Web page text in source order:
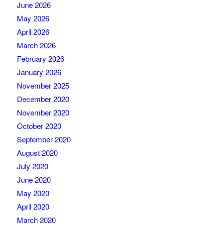
June 2026
May 2026
April 2026
March 2026
February 2026
January 2026
November 2025
December 2020
November 2020
October 2020
September 2020
August 2020
July 2020
June 2020
May 2020
April 2020
March 2020